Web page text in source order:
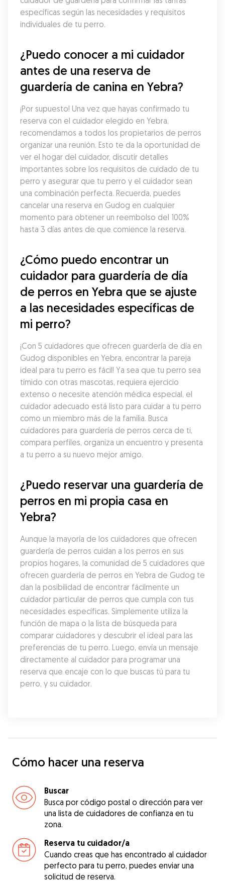
específicas según las necesidades y requisitos
individuales de tu perro.
¿Puedo conocer a mi cuidador
antes de una reserva de
guardería de canina en Yebra?
¡Por supuesto! Una vez que hayas confirmado tu
reserva con el cuidador elegido en Yebra,
recomendamos a todos los propietarios de perros
organizar una reunión. Esto te da la oportunidad de
ver el hogar del cuidador, discutir detalles
importantes sobre los requisitos de cuidado de tu
perro y asegurar que tu perro y el cuidador sean
una combinación perfecta. Recuerda, puedes
cancelar una reserva en Gudog en cualquier
momento para obtener un reembolso del 100%
hasta 3 días antes de que comience la reserva.
¿Cómo puedo encontrar un
cuidador para guardería de día
de perros en Yebra que se ajuste
a las necesidades específicas de
mi perro?
¡Con 5 cuidadores que ofrecen guardería de día en
Gudog disponibles en Yebra, encontrar la pareja
ideal para tu perro es fácil! Ya sea que tu perro sea
tímido con otras mascotas, requiera ejercicio
extenso o necesite atención médica especial, el
cuidador adecuado está listo para cuidar a tu perro
como un miembro más de la familia. Busca
cuidadores para guardería de perros cerca de ti,
compara perfiles, organiza un encuentro y presenta
a tu perro a su nuevo mejor amigo.
¿Puedo reservar una guardería de
perros en mi propia casa en
Yebra?
Aunque la mayoría de los cuidadores que ofrecen
guardería de perros cuidan a los perros en sus
propios hogares, la comunidad de 5 cuidadores que
ofrecen guardería de perros en Yebra de Gudog te
dan la posibilidad de encontrar fácilmente un
cuidador particular de perros que cumpla con tus
necesidades específicas. Simplemente utiliza la
función de mapa o la lista de búsqueda para
comparar cuidadores y descubrir el ideal para las
preferencias de tu perro. Luego, envía un mensaje
directamente al cuidador para programar una
reserva que encaje con lo que buscas tú para tu
perro, y su cuidador.
Cómo hacer una reserva
Buscar
Busca por código postal o dirección para ver
una lista de cuidadores de confianza en tu
zona.
Reserva tu cuidador/a
Cuando creas que has encontrado al cuidador
perfecto para tu perro, puedes enviar una
solicitud de reserva.